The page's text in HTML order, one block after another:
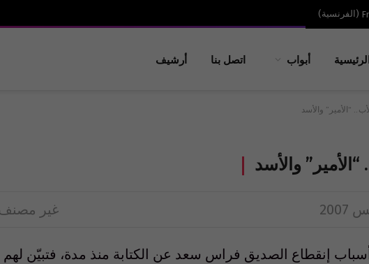
( الفرنسية)
أبواب اتصل بنا أرشيف
“الأمير” والأسد
والأسد
غير
إنقطاع الصديق فراس سعد عن الكتابة منذ مدة، فتبيّن لهم